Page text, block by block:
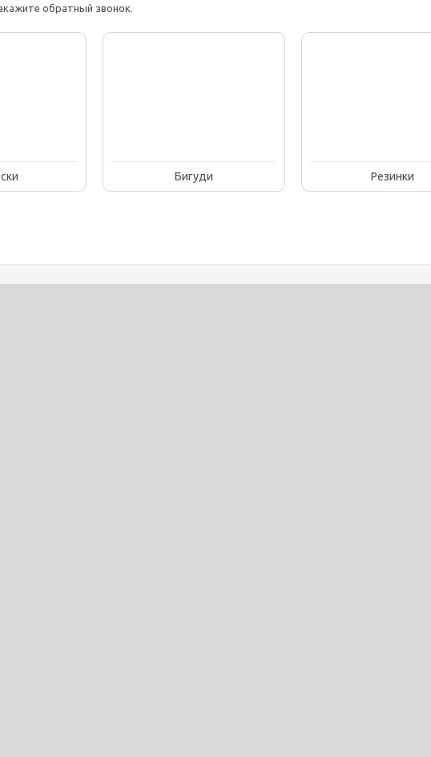
обратный звонок.
Бигуди Резинки